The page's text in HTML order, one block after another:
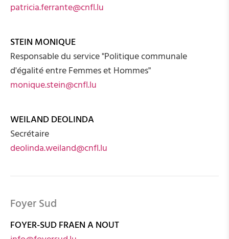
patricia.ferrante@cnfl.lu
STEIN MONIQUE
Responsable du service "Politique communale
d'égalité entre Femmes et Hommes"
monique.stein@cnfl.lu
WEILAND DEOLINDA
Secrétaire
deolinda.weiland@cnfl.lu
Foyer Sud
FOYER-SUD FRAEN A NOUT